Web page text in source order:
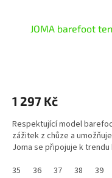
JOMA barefoot
1 297 Kč
Respektující model
zážitek z chůze a
Joma se připojuje k
35
36 37 38 39